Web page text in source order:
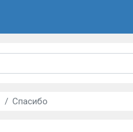
Спасибо